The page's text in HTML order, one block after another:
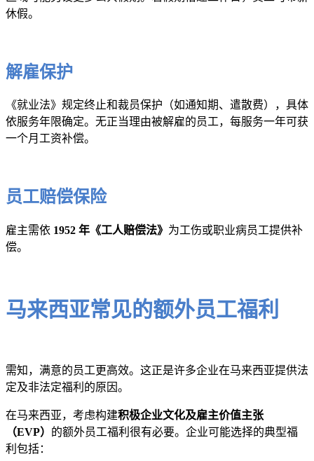
休假。
解雇保护
《就业法》规定终止和裁员保护（如通知期、遣散费），具体
依服务年限确定。无正当理由被解雇的员工，每服务一年可获
一个月工资补偿。
员工赔偿保险
雇主需依 1952 年《工人赔偿法》 为工伤或职业病员工提供补
偿。
马来西亚常见的额外员工福利
需知，满意的员工更高效。这正是许多企业在马来西亚提供法
定及非法定福利的原因。
在马来西亚，考虑构建积极企业文化及雇主价值主张
（EVP） 的额外员工福利很有必要。企业可能选择的典型福
利包括：